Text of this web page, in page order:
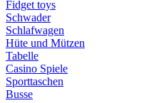
Fidget toys
Schwader
Schlafwagen
Hüte und Mützen
Tabelle
Casino Spiele
Sporttaschen
Busse